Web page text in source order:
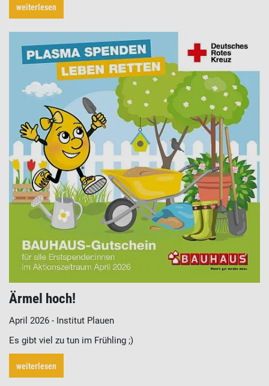
weiterlesen
Ärmel hoch!
April 2026 - Institut Plauen
Es gibt viel zu tun im Frühling ;)
weiterlesen